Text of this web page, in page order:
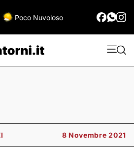
Poco Nuvoloso
8 Novembre 2021